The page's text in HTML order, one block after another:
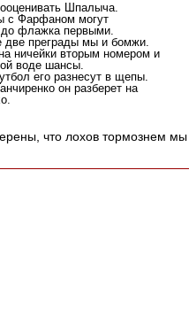
Шпалыча.
с Фарфаном могут
флажка первыми.
две преграды мы и бомжи.
ничейки вторым номером и
воде шансы.
его разнесут в щепы.
он разберет на
что лохов тормознем мы